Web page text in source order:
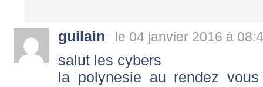
guilain le 04 janvier 2016 à
salut les cybers
la polynesie au rendez